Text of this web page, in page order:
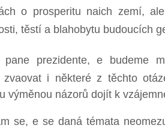
o prosperitu naich zemí,
těstí a blahobytu budoucích
pane prezidente, e budeme
zvaovat i některé z těchto
výměnou názorů dojít k
se, e se daná témata